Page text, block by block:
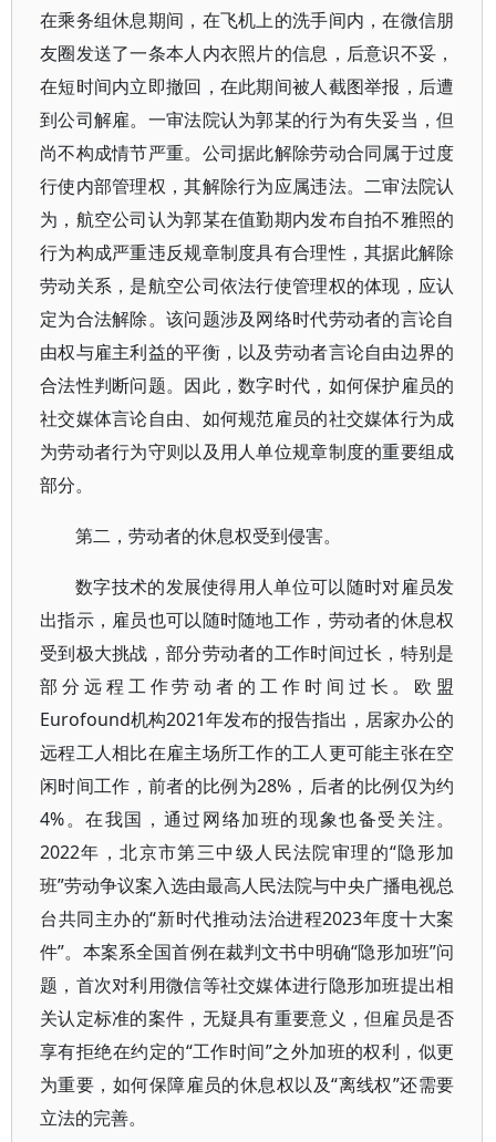
在乘务组休息期间，在飞机上的洗手间内，在微信朋
友圈发送了一条本人内衣照片的信息，后意识不妥，
在短时间内立即撤回，在此期间被人截图举报，后遭
到公司解雇。一审法院认为郭某的行为有失妥当，但
尚不构成情节严重。公司据此解除劳动合同属于过度
行使内部管理权，其解除行为应属违法。二审法院认
为，航空公司认为郭某在值勤期内发布自拍不雅照的
行为构成严重违反规章制度具有合理性，其据此解除
劳动关系，是航空公司依法行使管理权的体现，应认
定为合法解除。该问题涉及网络时代劳动者的言论自
由权与雇主利益的平衡，以及劳动者言论自由边界的
合法性判断问题。因此，数字时代，如何保护雇员的
社交媒体言论自由、如何规范雇员的社交媒体行为成
为劳动者行为守则以及用人单位规章制度的重要组成
部分。
第二，劳动者的休息权受到侵害。
数字技术的发展使得用人单位可以随时对雇员发
出指示，雇员也可以随时随地工作，劳动者的休息权
受到极大挑战，部分劳动者的工作时间过长，特别是
部分远程工作劳动者的工作时间过长。欧盟
Eurofound机构2021年发布的报告指出，居家办公的
远程工人相比在雇主场所工作的工人更可能主张在空
闲时间工作，前者的比例为28%，后者的比例仅为约
4%。在我国，通过网络加班的现象也备受关注。
2022年，北京市第三中级人民法院审理的“隐形加
班”劳动争议案入选由最高人民法院与中央广播电视总
台共同主办的“新时代推动法治进程2023年度十大案
件”。本案系全国首例在裁判文书中明确“隐形加班”问
题，首次对利用微信等社交媒体进行隐形加班提出相
关认定标准的案件，无疑具有重要意义，但雇员是否
享有拒绝在约定的“工作时间”之外加班的权利，似更
为重要，如何保障雇员的休息权以及“离线权”还需要
立法的完善。